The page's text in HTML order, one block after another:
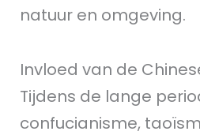
natuur en omgeving.
Invloed van de
Tijdens de lange
confucianisme,